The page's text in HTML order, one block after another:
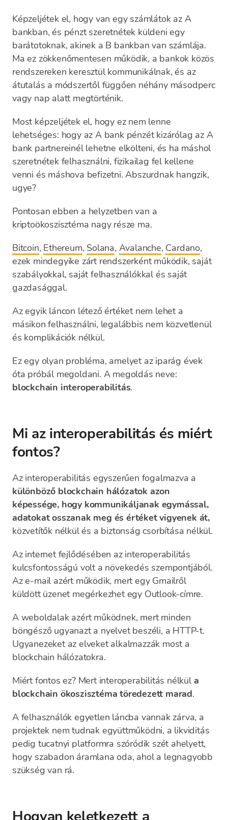
Képzeljétek el, hogy van egy számlátok az A
bankban, és pénzt szeretnétek küldeni egy
barátotoknak, akinek a B bankban van számlája.
Ma ez zökkenőmentesen működik, a bankok közös
rendszereken keresztül kommunikálnak, és az
átutalás a módszertől függően néhány másodperc
vagy nap alatt megtörténik.
Most képzeljétek el, hogy ez nem lenne
lehetséges: hogy az A bank pénzét kizárólag az A
bank partnereinél lehetne elkölteni, és ha máshol
szeretnétek felhasználni, fizikailag fel kellene
venni és máshova befizetni. Abszurdnak hangzik,
ugye?
Pontosan ebben a helyzetben van a
kriptoökoszisztéma nagy része ma.
Bitcoin, Ethereum, Solana, Avalanche, Cardano,
ezek mindegyike zárt rendszerként működik, saját
szabályokkal, saját felhasználókkal és saját
gazdasággal.
Az egyik láncon létező értéket nem lehet a
másikon felhasználni, legalábbis nem közvetlenül
és komplikációk nélkül.
Ez egy olyan probléma, amelyet az iparág évek
óta próbál megoldani. A megoldás neve:
blockchain interoperabilitás.
Mi az interoperabilitás és miért
fontos?
Az interoperabilitás egyszerűen fogalmazva a
különböző blockchain hálózatok azon
képessége, hogy kommunikáljanak egymással,
adatokat osszanak meg és értéket vigyenek át,
közvetítők nélkül és a biztonság csorbítása nélkül.
Az internet fejlődésében az interoperabilitás
kulcsfontosságú volt a növekedés szempontjából.
Az e-mail azért működik, mert egy Gmailről
küldött üzenet megérkezhet egy Outlook-címre.
A weboldalak azért működnek, mert minden
böngésző ugyanazt a nyelvet beszéli, a HTTP-t.
Ugyanezeket az elveket alkalmazzák most a
blockchain hálózatokra.
Miért fontos ez? Mert interoperabilitás nélküla
blockchain ökoszisztéma töredezett marad.
A felhasználók egyetlen láncba vannak zárva, a
projektek nem tudnak együttműködni, a likviditás
pedig tucatnyi platformra szóródik szét ahelyett,
hogy szabadon áramlana oda, ahol a legnagyobb
szükség van rá.